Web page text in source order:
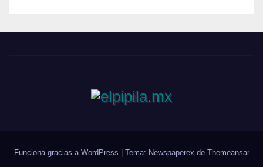
Funciona gracias a WordPress Tema: Newspaperex de Themeansar